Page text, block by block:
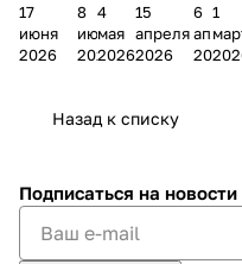
ании
Мело
17
июня
2026
д
к
2
8
июня
2026
Чеб
окс
4
мая
2026
ании
Мело
15
апреля
2026
М
А
6
2026
в
1
Назад к списку
Подписаться на